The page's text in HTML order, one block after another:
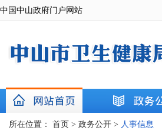
中国中山政府门户网站
所在位置： 首页 > 政务公开 > 人事信息